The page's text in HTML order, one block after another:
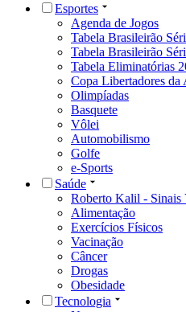
Esportes
Agenda de Jogos
Tabela Brasileirão
Tabela Brasileirão
Tabela Eliminatórias
Copa Libertadores da
Olimpíadas
Basquete
Vôlei
Automobilismo
Golfe
e-Sports
Saúde
Roberto Kalil - Sinais
Alimentação
Exercícios Físicos
Vacinação
Câncer
Drogas
Obesidade
Tecnologia